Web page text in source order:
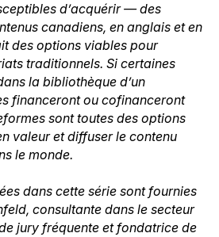
d’acquérir — des
canadiens, en anglais et en
des options viables pour
traditionnels. Si certaines
la bibliothèque d’un
financeront ou cofinanceront
sont toutes des options
valeur et diffuser le contenu
le monde.
dans cette série sont fournies
consultante dans le secteur
jury fréquente et fondatrice de